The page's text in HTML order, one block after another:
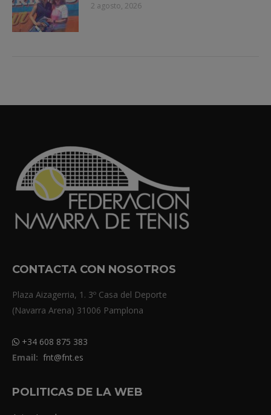
2 agosto, 2026
CONTACTA CON NOSOTROS
Plaza Aizagerria, 1. 3º Casa del Deporte
(Navarra Arena) 31006 Pamplona
+34 608 875 383
Email: fnt@fnt.es
POLITICAS DE LA WEB